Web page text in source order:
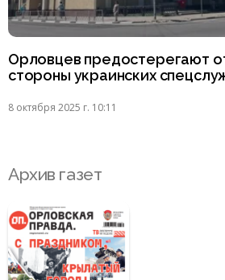
Орловцев предостерегают
стороны украинских
8 октября 2025 г. 10:11
Архив газет